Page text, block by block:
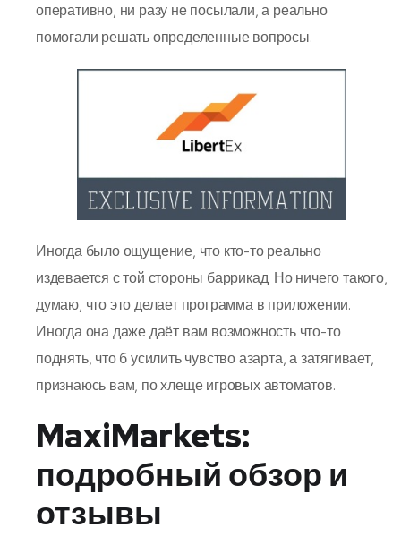
оперативно, ни разу не посылали, а реально
помогали решать определенные вопросы.
Иногда было ощущение, что кто-то реально
издевается с той стороны баррикад. Но ничего такого,
думаю, что это делает программа в приложении.
Иногда она даже даёт вам возможность что-то
поднять, что б усилить чувство азарта, а затягивает,
признаюсь вам, по хлеще игровых автоматов.
MaxiMarkets:
подробный обзор и
отзывы